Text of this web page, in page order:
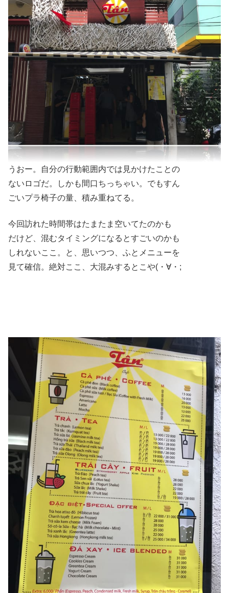
うおー。自分の行動範囲内では見かけたことの
ないロゴだ。しかも間口ちっちゃい。でもすん
ごいプラ椅子の量、積み重ねてる。
今回訪れた時間帯はたまたま空いてたのかも
だけど、混むタイミングになるとすごいのかも
しれないここ。と、思いつつ、ふとメニューを
見て確信。絶対ここ、大混みするとこや(・∀・;